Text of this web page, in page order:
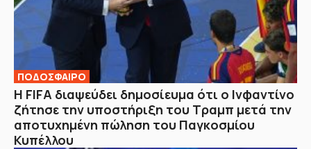
ΠΟΔΟΣΦΑΙΡΟ
Η FIFA διαψεύδει δημοσίευμα ότι ο Ινφαντίνο
ζήτησε την υποστήριξη του Τραμπ μετά την
αποτυχημένη πώληση του Παγκοσμίου
Κυπέλλου